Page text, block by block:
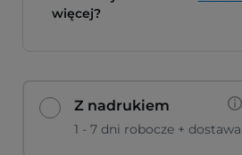
więcej?
Z nadrukiem
1 - 7 dni robocze + dostawa